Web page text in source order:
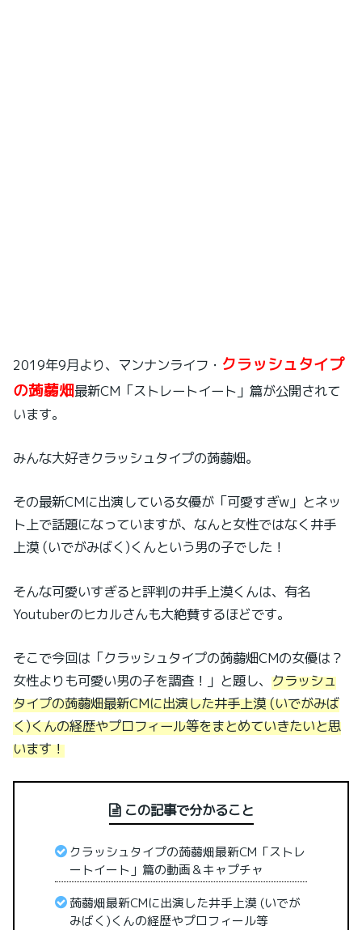
2019年9月より、マンナンライフ・ クラッシュタイプ
の蒟蒻畑最新CM「ストレートイート」篇が公開されて
います。
みんな大好きクラッシュタイプの蒟蒻畑。
その最新CMに出演している女優が「可愛すぎw」とネッ
ト上で話題になっていますが、なんと女性ではなく井手
上漠 (いでがみばく)くんという男の子でした！
そんな可愛いすぎると評判の井手上漠くんは、有名
Youtuberのヒカルさんも大絶賛するほどです。
そこで今回は「クラッシュタイプの蒟蒻畑CMの女優は？
女性よりも可愛い男の子を調査！」と題し、クラッシュ
タイプの蒟蒻畑最新CMに出演した井手上漠 (いでがみば
く)くんの経歴やプロフィール等をまとめていきたいと思
います！
この記事で分かること
クラッシュタイプの蒟蒻畑最新CM「ストレ
ートイート」篇の動画＆キャプチャ
蒟蒻畑最新CMに出演した井手上漠 (いでが
みばく)くんの経歴やプロフィール等